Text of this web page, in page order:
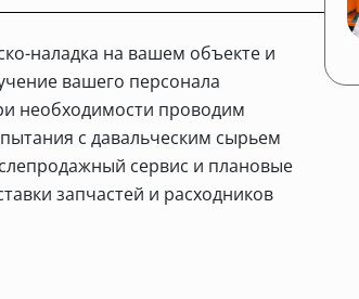
наладка на вашем объекте и
вашего персонала
необходимости проводим
с давальческим сырьем
сервис и плановые
запчастей и расходников